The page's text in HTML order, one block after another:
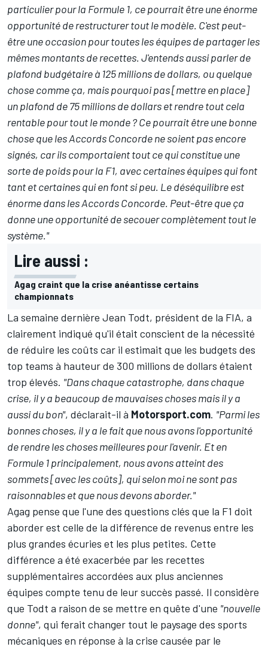
particulier pour la Formule 1, ce pourrait être une énorme
opportunité de restructurer tout le modèle. C'est peut-
être une occasion pour toutes les équipes de partager les
mêmes montants de recettes. J'entends aussi parler de
plafond budgétaire à 125 millions de dollars, ou quelque
chose comme ça, mais pourquoi pas [mettre en place]
un plafond de 75 millions de dollars et rendre tout cela
rentable pour tout le monde ? Ce pourrait être une bonne
chose que les Accords Concorde ne soient pas encore
signés, car ils comportaient tout ce qui constitue une
sorte de poids pour la F1, avec certaines équipes qui font
tant et certaines qui en font si peu. Le déséquilibre est
énorme dans les Accords Concorde. Peut-être que ça
donne une opportunité de secouer complètement tout le
système."
Lire aussi :
Agag craint que la crise anéantisse certains
championnats
La semaine dernière Jean Todt, président de la FIA, a
clairement indiqué qu'il était conscient de la nécessité
de réduire les coûts car il estimait que les budgets des
top teams à hauteur de 300 millions de dollars étaient
trop élevés. "Dans chaque catastrophe, dans chaque
crise, il y a beaucoup de mauvaises choses mais il y a
aussi du bon", déclarait-il à Motorsport.com. "Parmi les
bonnes choses, il y a le fait que nous avons l'opportunité
de rendre les choses meilleures pour l'avenir. Et en
Formule 1 principalement, nous avons atteint des
sommets [avec les coûts], qui selon moi ne sont pas
raisonnables et que nous devons aborder."
Agag pense que l'une des questions clés que la F1 doit
aborder est celle de la différence de revenus entre les
plus grandes écuries et les plus petites. Cette
différence a été exacerbée par les recettes
supplémentaires accordées aux plus anciennes
équipes compte tenu de leur succès passé. Il considère
que Todt a raison de se mettre en quête d'une "nouvelle
donne", qui ferait changer tout le paysage des sports
mécaniques en réponse à la crise causée par le